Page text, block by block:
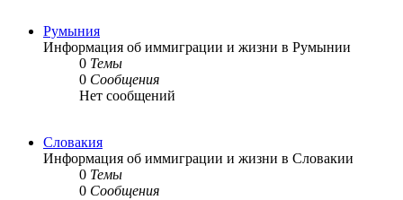
Румыния
Информация об иммиграции и жизни в Румынии
0 Темы
0 Сообщения
Нет сообщений
Словакия
Информация об иммиграции и жизни в Словакии
0 Темы
0 Сообщения